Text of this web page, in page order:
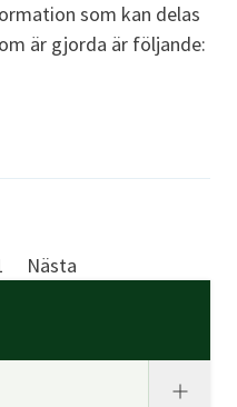
som kan delas
är gjorda är följande:
Nästa